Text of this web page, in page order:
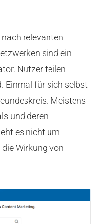
relevanten
sind ein
Nutzer teilen
Einmal für sich selbst
Meistens
und deren
es nicht um
Wirkung von